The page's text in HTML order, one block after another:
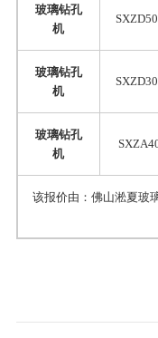
玻璃钻孔
机
玻璃钻孔
机
玻璃钻孔
机
该报价由：佛山淞夏玻